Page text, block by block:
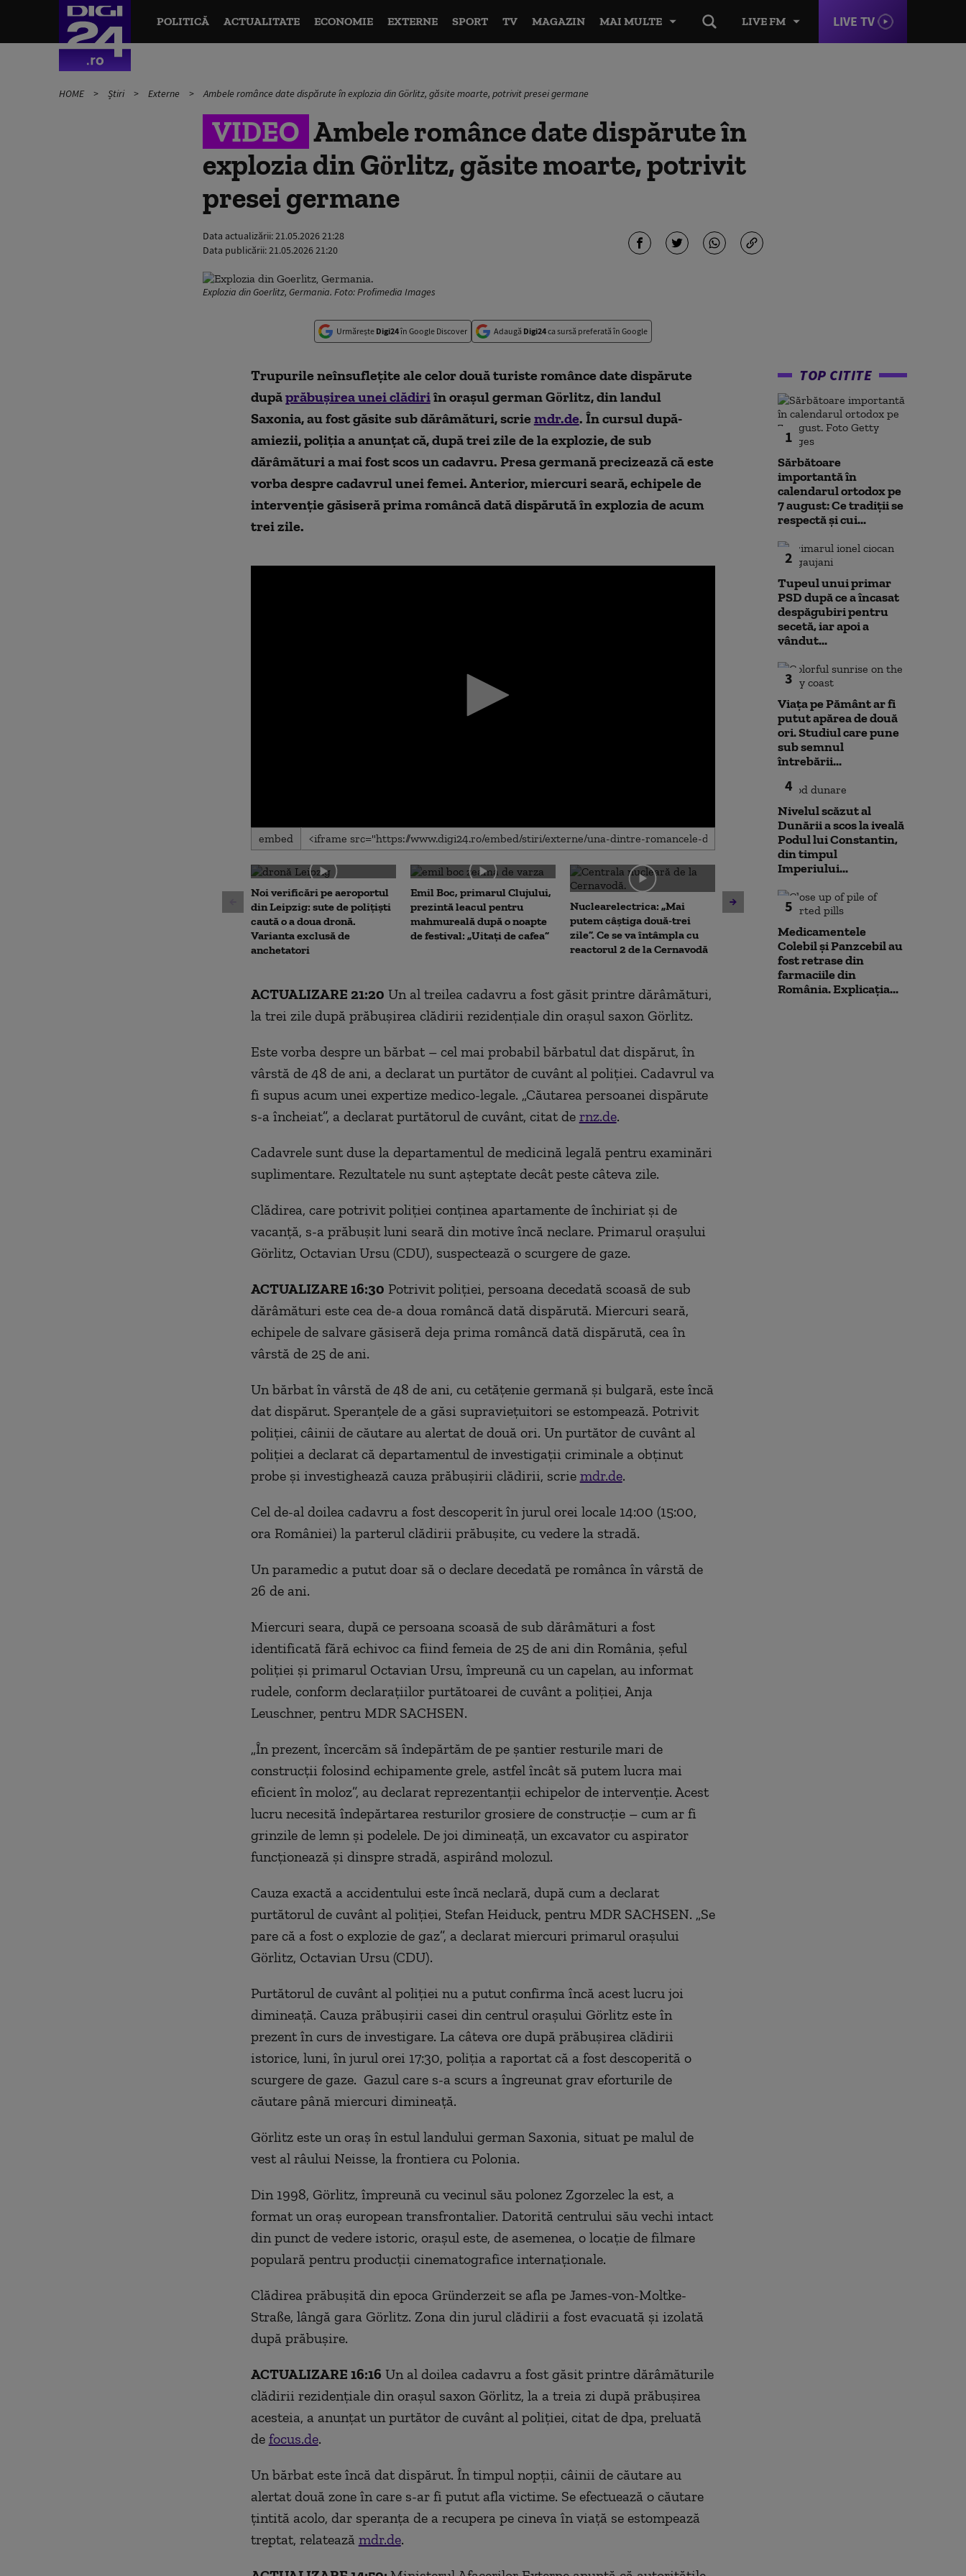
LIVE FM LIVE TV
POLITICĂ ACTUALITATE ECONOMIE EXTERNE SPORT TV MAGAZIN MAI MULTE
HOME Știri Externe Ambele românce date dispărute în explozia din Görlitz, găsite moarte, potrivit presei germane
VIDEO Ambele românce date dispărute în
explozia din Görlitz, găsite moarte, potrivit
presei germane
Data actualizării:21.05.2026 21:28
Data publicării:21.05.2026 21:20
Explozia din Goerlitz, Germania. Foto: Profimedia Images
Urmărește Digi24în Google Discover Adaugă Digi24ca sursă preferată în Google
Trupurile neînsufleţite ale celor două turiste românce date dispărute
dupăprăbuşirea unei clădiriîn oraşul german Görlitz, din landul
Saxonia, au fost găsite sub dărâmături, scrie mdr.de. În cursul după-
amiezii, poliția a anunțat că, după trei zile de la explozie, de sub
dărâmături a mai fost scos un cadavru. Presa germană precizează că este
vorba despre cadavrul unei femei. Anterior, miercuri seară, echipele de
intervenție găsiseră prima româncă dată dispărută în explozia de acum
trei zile.
0
seconds
0
secondsVolume
90%
embed
Noi verificări pe aeroportul
din Leipzig: sute de polițiști
caută o a doua dronă.
Varianta exclusă de
anchetatori
Emil Boc, primarul Clujului,
prezintă leacul pentru
mahmureală după o noapte
de festival: „Uitați de cafea”
Nuclearelectrica: „Mai
putem câștiga două-trei
zile”. Ce se va întâmpla cu
reactorul 2 de la Cernavodă
Cristian Păun, despre
scăderea consumului:
„Poporul plătește nota de
plată, fie prin taxare, fie prin
militarii SUA
ACTUALIZARE 21:20 Un al treilea cadavru a fost găsit printre dărâmături,
la trei zile după prăbușirea clădirii rezidențiale din orașul saxon Görlitz.
Este vorba despre un bărbat – cel mai probabil bărbatul dat dispărut, în
vârstă de 48 de ani, a declarat un purtător de cuvânt al poliției. Cadavrul va
fi supus acum unei expertize medico-legale. „Căutarea persoanei dispărute
s-a încheiat”, a declarat purtătorul de cuvânt, citat de rnz.de.
Cadavrele sunt duse la departamentul de medicină legală pentru examinări
suplimentare. Rezultatele nu sunt așteptate decât peste câteva zile.
Clădirea, care potrivit poliției conținea apartamente de închiriat și de
vacanță, s-a prăbușit luni seară din motive încă neclare. Primarul orașului
Görlitz, Octavian Ursu (CDU), suspectează o scurgere de gaze.
ACTUALIZARE 16:30 Potrivit poliției, persoana decedată scoasă de sub
dărâmături este cea de-a doua româncă dată dispărută. Miercuri seară,
echipele de salvare găsiseră deja prima româncă dată dispărută, cea în
vârstă de 25 de ani.
Un bărbat în vârstă de 48 de ani, cu cetățenie germană și bulgară, este încă
dat dispărut. Speranțele de a găsi supraviețuitori se estompează. Potrivit
poliției, câinii de căutare au alertat de două ori. Un purtător de cuvânt al
poliției a declarat că departamentul de investigații criminale a obținut
probe și investighează cauza prăbușirii clădirii, scrie mdr.de.
Cel de-al doilea cadavru a fost descoperit în jurul orei locale 14:00 (15:00,
ora României) la parterul clădirii prăbușite, cu vedere la stradă.
Un paramedic a putut doar să o declare decedată pe românca în vârstă de
26 de ani.
Miercuri seara, după ce persoana scoasă de sub dărâmături a fost
identificată fără echivoc ca fiind femeia de 25 de ani din România, șeful
poliției și primarul Octavian Ursu, împreună cu un capelan, au informat
rudele, conform declarațiilor purtătoarei de cuvânt a poliției, Anja
Leuschner, pentru MDR SACHSEN.
„În prezent, încercăm să îndepărtăm de pe șantier resturile mari de
construcții folosind echipamente grele, astfel încât să putem lucra mai
eficient în moloz”, au declarat reprezentanții echipelor de intervenție. Acest
lucru necesită îndepărtarea resturilor grosiere de construcție – cum ar fi
grinzile de lemn și podelele. De joi dimineață, un excavator cu aspirator
funcționează și dinspre stradă, aspirând molozul.
Cauza exactă a accidentului este încă neclară, după cum a declarat
purtătorul de cuvânt al poliției, Stefan Heiduck, pentru MDR SACHSEN. „Se
pare că a fost o explozie de gaz”, a declarat miercuri primarul orașului
Görlitz, Octavian Ursu (CDU).
Purtătorul de cuvânt al poliției nu a putut confirma încă acest lucru joi
dimineață. Cauza prăbușirii casei din centrul orașului Görlitz este în
prezent în curs de investigare. La câteva ore după prăbușirea clădirii
istorice, luni, în jurul orei 17:30, poliția a raportat că a fost descoperită o
scurgere de gaze. Gazul care s-a scurs a îngreunat grav eforturile de
căutare până miercuri dimineață.
Görlitz este un oraș în estul landului german Saxonia, situat pe malul de
vest al râului Neisse, la frontiera cu Polonia.
Din 1998, Görlitz, împreună cu vecinul său polonez Zgorzelec la est, a
format un oraș european transfrontalier. Datorită centrului său vechi intact
din punct de vedere istoric, orașul este, de asemenea, o locație de filmare
populară pentru producții cinematografice internaționale.
Clădirea prăbușită din epoca Gründerzeit se afla pe James-von-Moltke-
Straße, lângă gara Görlitz. Zona din jurul clădirii a fost evacuată și izolată
după prăbușire.
ACTUALIZARE 16:16 Un al doilea cadavru a fost găsit printre dărâmăturile
clădirii rezidențiale din orașul saxon Görlitz, la a treia zi după prăbușirea
acesteia, a anunțat un purtător de cuvânt al poliției, citat de dpa, preluată
de focus.de.
Un bărbat este încă dat dispărut. În timpul nopții, câinii de căutare au
alertat două zone în care s-ar fi putut afla victime. Se efectuează o căutare
țintită acolo, dar speranța de a recupera pe cineva în viață se estompează
treptat, relatează mdr.de.
TOP CITITE
1
Sărbătoare
importantă în
calendarul ortodox pe
7 august: Ce tradiții se
respectă și cui...
2
Tupeul unui primar
PSD după ce a încasat
despăgubiri pentru
secetă, iar apoi a
vândut...
3
Viața pe Pământ ar fi
putut apărea de două
ori. Studiul care pune
sub semnul
întrebării...
4
Nivelul scăzut al
Dunării a scos la iveală
Podul lui Constantin,
din timpul
Imperiului...
5
Medicamentele
Colebil și Panzcebil au
fost retrase din
farmaciile din
România. Explicația...